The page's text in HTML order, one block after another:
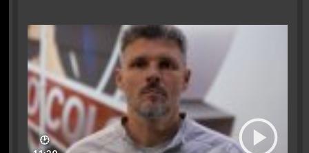
🕑